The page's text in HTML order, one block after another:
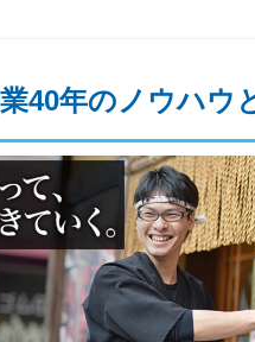
40年のノウハウ